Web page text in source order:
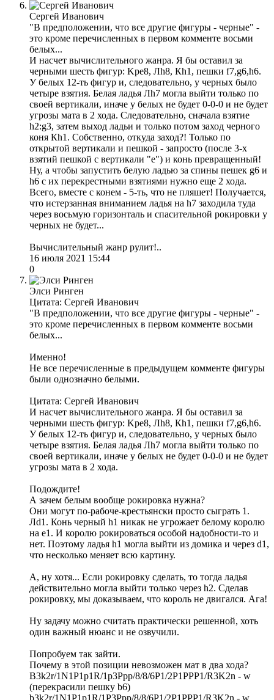
Сергей Иванович
"В предположении, что все другие фигуры - черные" -
это кроме перечисленных в первом комменте восьми
белых...
И насчет вычислительного жанра. Я бы оставил за
черными шесть фигур: Kрe8, Лh8, Кh1, пешки f7,g6,h6.
У белых 12-ть фигур и, следовательно, у черных было
четыре взятия. Белая ладья Лh7 могла выйти только по
своей вертикали, иначе у белых не будет 0-0-0 и не будет
угрозы мата в 2 хода. Следовательно, сначала взятие
h2:g3, затем выход ладьи и только потом заход черного
коня Кh1. Собственно, откуда заход?! Только по
открытой вертикали и пешкой - запросто (после 3-х
взятий пешкой с вертикали "е") и конь превращенный!
Ну, а чтобы запустить белую ладью за спины пешек g6 и
h6 с их перекрестными взятиями нужно еще 2 хода.
Всего, вместе с конем - 5-ть, что не пляшет! Получается,
что истерзанная вниманием ладья на h7 заходила туда
через восьмую горизонталь и спасительной рокировки у
черных не будет...
Вычислительный жанр рулит!..
16 июля 2021 15:44
0
Элси Ринген
Цитата: Сергей Иванович
"В предположении, что все другие фигуры - черные" -
это кроме перечисленных в первом комменте восьми
белых...
Именно!
Не все перечисленные в предыдущем комменте фигуры
были однозначно белыми.
Цитата: Сергей Иванович
И насчет вычислительного жанра. Я бы оставил за
черными шесть фигур: Kрe8, Лh8, Кh1, пешки f7,g6,h6.
У белых 12-ть фигур и, следовательно, у черных было
четыре взятия. Белая ладья Лh7 могла выйти только по
своей вертикали, иначе у белых не будет 0-0-0 и не будет
угрозы мата в 2 хода.
Подождите!
А зачем белым вообще рокировка нужна?
Они могут по-рабоче-крестьянски просто сыграть 1.
Лd1. Конь черный h1 никак не угрожает белому королю
на е1. И королю рокироваться особой надобности-то и
нет. Поэтому ладья h1 могла выйти из домика и через d1,
что несколько меняет всю картину.
А, ну хотя... Если рокировку сделать, то тогда ладья
действительно могла выйти только через h2. Сделав
рокировку, мы доказываем, что король не двигался. Ага!
Ну задачу можно считать практически решенной, хоть
один важный нюанс и не озвучили.
Попробуем так зайти.
Почему в этой позиции невозможен мат в два хода?
B3k2r/1N1P1p1R/1p3Ppp/8/8/6P1/2P1PPP1/R3K2n - w
(перекрасили пешку b6)
b3k2r/1N1P1p1R/1P3Ppp/8/8/6P1/2P1PPP1/R3K2n - w